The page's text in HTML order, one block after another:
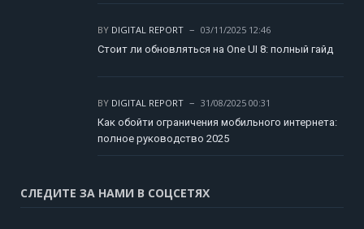
BY DIGITAL REPORT
03/11/2025 12:46
Стоит ли обновляться на One UI 8: полный гайд
BY DIGITAL REPORT
31/08/2025 00:31
Как обойти ограничения мобильного интернета:
полное руководство 2025
СЛЕДИТЕ ЗА НАМИ В СОЦСЕТЯХ